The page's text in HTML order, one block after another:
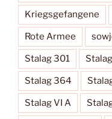
Kriegsgefangene
Rote Armee
Stalag 301
Stalag 364
Stalag VI A